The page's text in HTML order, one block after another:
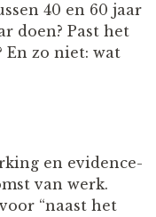
40 en 60 jaar
doen? Past het
zo niet: wat
en evidence-
van werk.
“naast het